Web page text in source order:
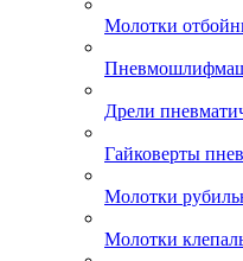
Молотки
Дрели
Гайковерты
Молотки
Молотки